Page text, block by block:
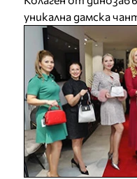
уникална дамска